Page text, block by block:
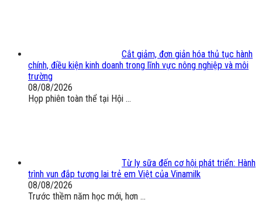
Cắt giảm, đơn giản hóa thủ tục hành
chính, điều kiện kinh doanh trong lĩnh vực nông nghiệp và môi
trường
08/08/2026
Họp phiên toàn thể tại Hội ...
Từ ly sữa đến cơ hội phát triển: Hành
trình vun đắp tương lai trẻ em Việt của Vinamilk
08/08/2026
Trước thềm năm học mới, hơn ...